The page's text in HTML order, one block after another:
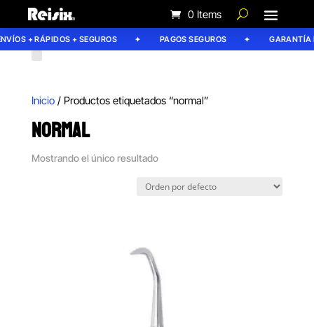
0 Items
+ RÁPIDOS + SEGUROS PAGOS SEGUROS GARANTÍA
Inicio/ Productos etiquetados “normal”
NORMAL
Mostrando el único resultado